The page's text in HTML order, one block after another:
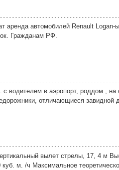
аренда автомобилей Renault Logan-
Гражданам РФ.
водителем в аэропорт, роддом ,
отличающиеся завидной
вылет стрелы, 17, 4 м
м. /ч Максимальное